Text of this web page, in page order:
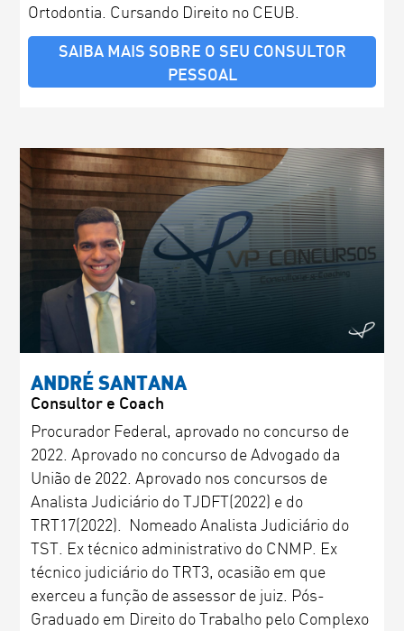
Ortodontia. Cursando Direito no CEUB.
SAIBA MAIS SOBRE O SEU CONSULTOR
PESSOAL
ANDRÉ SANTANA
Consultor e Coach
Procurador Federal, aprovado no concurso de
2022. Aprovado no concurso de Advogado da
União de 2022. Aprovado nos concursos de
Analista Judiciário do TJDFT(2022) e do
TRT17(2022). Nomeado Analista Judiciário do
TST. Ex técnico administrativo do CNMP. Ex
técnico judiciário do TRT3, ocasião em que
exerceu a função de assessor de juiz. Pós-
Graduado em Direito do Trabalho pelo Complexo